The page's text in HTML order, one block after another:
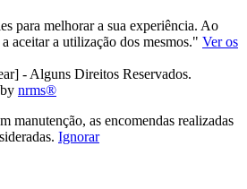
para melhorar a sua experiência. Ao
aceitar a utilização dos mesmos." Ver os
- Alguns Direitos Reservados.
nrms®
manutenção, as encomendas realizadas
Ignorar